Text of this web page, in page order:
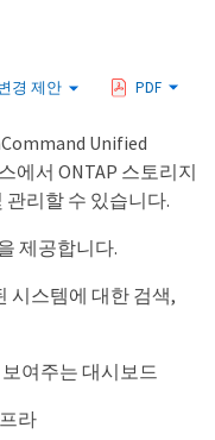
경 제안 PDF
Unified
에서 ONTAP 스토리지
리할 수 있습니다.
제공합니다.
시스템에 대한 검색,
여주는 대시보드
라